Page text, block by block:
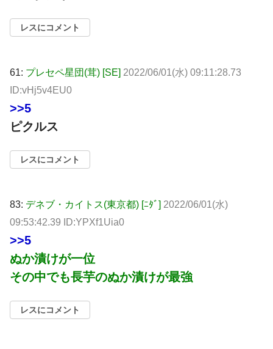
レスにコメント
61: プレセペ星団(茸) [SE] 2022/06/01(水) 09:11:28.73
ID:vHj5v4EU0
>>5
ピクルス
レスにコメント
83: デネブ・カイトス(東京都) [ﾆﾀﾞ] 2022/06/01(水)
09:53:42.39 ID:YPXf1Uia0
>>5
ぬか漬けが一位
その中でも長芋のぬか漬けが最強
レスにコメント